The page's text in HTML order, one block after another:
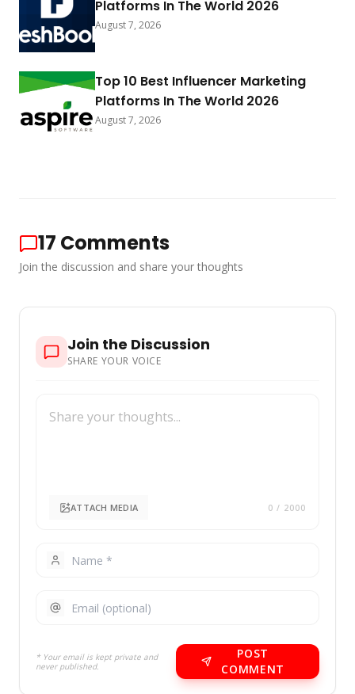
Platforms In The World 2026
August 7, 2026
Top 10 Best Influencer Marketing
Platforms In The World 2026
August 7, 2026
17 Comments
Join the discussion and share your thoughts
Join the Discussion
SHARE YOUR VOICE
ATTACH MEDIA 0 / 2000
* Your email is kept private and
never published.
POST
COMMENT